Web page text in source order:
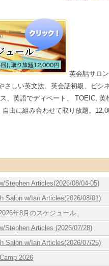
英会話サロン
さしい英文法、英会話初級、ビシ
、英語でディベート、 TOEIC, 英
由に組み合わせて取り放題。
Articles(2026/08/04-05)
Salon w/Ian Articles(2026/08/01)
年8月のスケジュール
Articles (2026/07/28)
Salon w/Ian Articles(2026/07/25)
2026